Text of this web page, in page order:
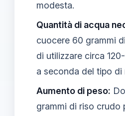
modesta.
Quantità di acqua
cuocere 60 grammi
di utilizzare circa
a seconda del tipo di
Aumento di peso:
grammi di riso crudo